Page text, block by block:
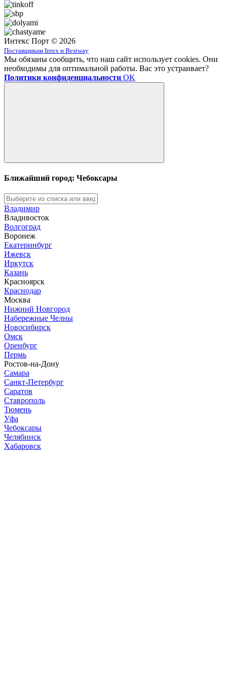
Интекс Порт © 2026
Поставщикам Intex и Bestway
Мы обязаны сообщить, что наш сайт использует cookies. Они
необходимы для оптимальной работы. Вас это устраивает?
Политики конфиденциальности OK
Ближайший город: Чебоксары
Владимир
Владивосток
Волгоград
Воронеж
Екатеринбург
Ижевск
Иркутск
Казань
Красноярск
Краснодар
Москва
Нижний Новгород
Набережные Челны
Новосибирск
Омск
Оренбург
Пермь
Ростов-на-Дону
Самара
Санкт-Петербург
Саратов
Ставрополь
Тюмень
Уфа
Чебоксары
Челябинск
Хабаровск